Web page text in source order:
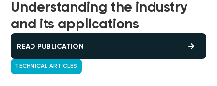
Understanding the industry
and its applications
READ PUBLICATION
TECHNICAL ARTICLES